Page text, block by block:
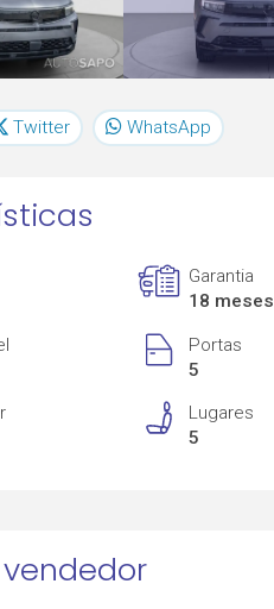
Twitter WhatsApp
Garantia
18 meses
Portas
5
Lugares
5